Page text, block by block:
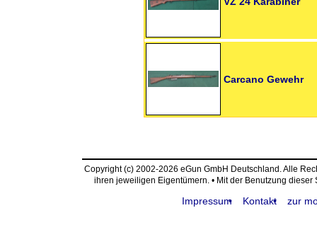
Carcano Gewehr
Copyright (c) 2002-2026 eGun GmbH Deutschland. Alle
ihren jeweiligen Eigentümern. • Mit der Benutzung
Impressum Kontakt zur